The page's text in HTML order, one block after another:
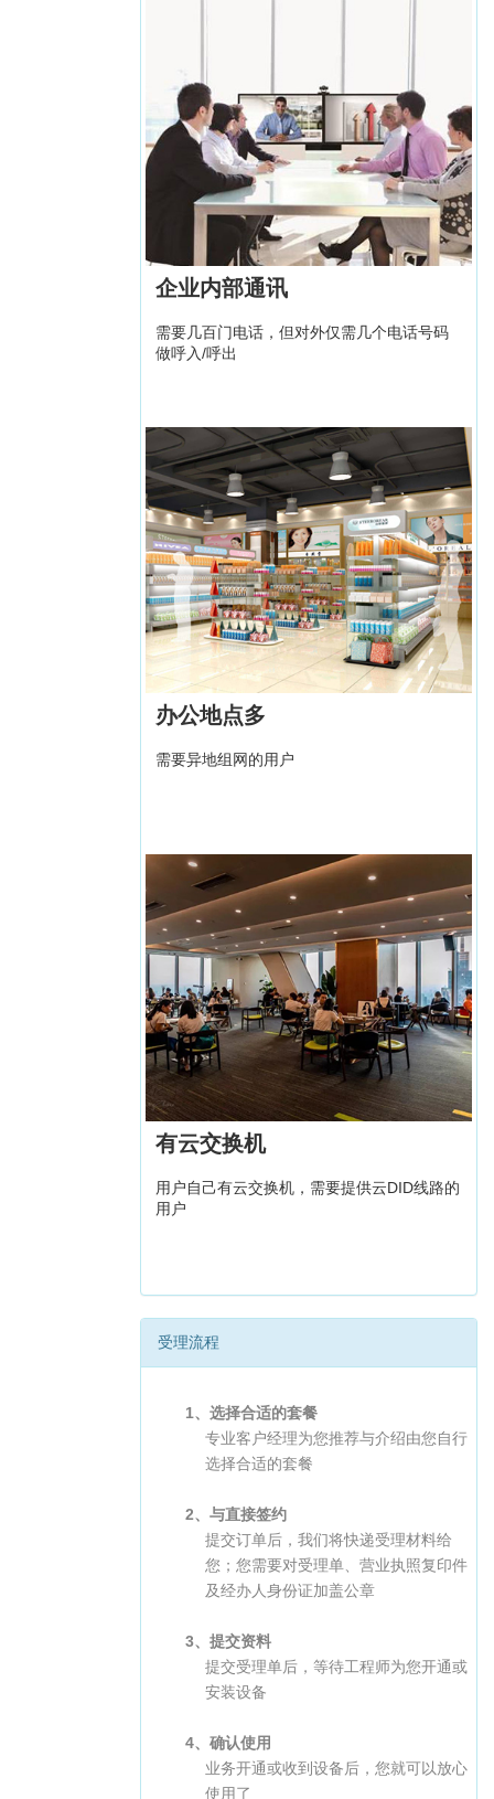
企业内部通讯
需要几百门电话，但对外仅需几个电话号码
做呼入/呼出
办公地点多
需要异地组网的用户
有云交换机
用户自己有云交换机，需要提供云DID线路的
用户
受理流程
1、选择合适的套餐
专业客户经理为您推荐与介绍由您自行
选择合适的套餐
2、与直接签约
提交订单后，我们将快递受理材料给
您；您需要对受理单、营业执照复印件
及经办人身份证加盖公章
3、提交资料
提交受理单后，等待工程师为您开通或
安装设备
4、确认使用
业务开通或收到设备后，您就可以放心
使用了